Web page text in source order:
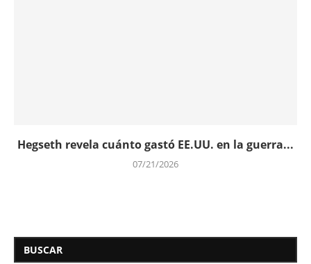
Hegseth revela cuánto gastó EE.UU. en la guerra...
07/21/2026
BUSCAR